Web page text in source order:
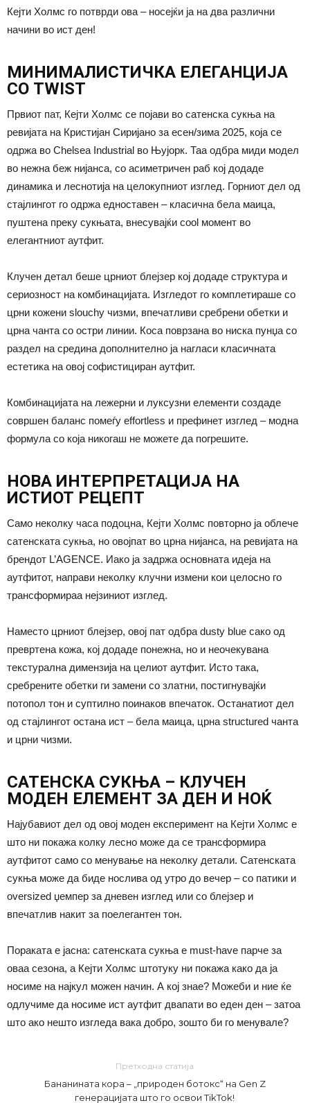
Кејти Холмс го потврди ова – носејќи ја на два различни
начини во ист ден!
МИНИМАЛИСТИЧКА ЕЛЕГАНЦИЈА
СО TWIST
Првиот пат, Кејти Холмс се појави во сатенска сукња на
ревијата на Кристијан Сиријано за есен/зима 2025, која се
одржа во Chelsea Industrial во Њујорк. Таа одбра миди модел
во нежна беж нијанса, со асиметричен раб кој додаде
динамика и леснотија на целокупниот изглед. Горниот дел од
стајлингот го одржа едноставен – класична бела маица,
пуштена преку сукњата, внесувајќи cool момент во
елегантниот аутфит.
Клучен детал беше црниот блејзер кој додаде структура и
сериозност на комбинацијата. Изгледот го комплетираше со
црни кожени slouchy чизми, впечатливи сребрени обетки и
црна чанта со остри линии. Коса поврзана во ниска пунџа со
раздел на средина дополнително ја нагласи класичната
естетика на овој софистициран аутфит.
Комбинацијата на лежерни и луксузни елементи создаде
совршен баланс помеѓу effortless и префинет изглед – модна
формула со која никогаш не можете да погрешите.
НОВА ИНТЕРПРЕТАЦИЈА НА
ИСТИОТ РЕЦЕПТ
Само неколку часа подоцна, Кејти Холмс повторно ја облече
сатенската сукња, но овојпат во црна нијанса, на ревијата на
брендот L’AGENCE. Иако ја задржа основната идеја на
аутфитот, направи неколку клучни измени кои целосно го
трансформираа нејзиниот изглед.
Наместо црниот блејзер, овој пат одбра dusty blue сако од
превртена кожа, кој додаде понежна, но и неочекувана
текстурална димензија на целиот аутфит. Исто така,
сребрените обетки ги замени со златни, постигнувајќи
потопол тон и суптилно поинаков впечаток. Останатиот дел
од стајлингот остана ист – бела маица, црна structured чанта
и црни чизми.
САТЕНСКА СУКЊА – КЛУЧЕН
МОДЕН ЕЛЕМЕНТ ЗА ДЕН И НОЌ
Најубавиот дел од овој моден експеримент на Кејти Холмс е
што ни покажа колку лесно може да се трансформира
аутфитот само со менување на неколку детали. Сатенската
сукња може да биде нослива од утро до вечер – со патики и
oversized џемпер за дневен изглед или со блејзер и
впечатлив накит за поелегантен тон.
Пораката е јасна: сатенската сукња е must-have парче за
оваа сезона, а Кејти Холмс штотуку ни покажа како да ја
носиме на најкул можен начин. А кој знае? Можеби и ние ќе
одлучиме да носиме ист аутфит двапати во еден ден – затоа
што ако нешто изгледа вака добро, зошто би го менувале?
Претходна статија
Бананината кора – „природен ботокс“ на Gen Z
генерацијата што го освои TikTok!